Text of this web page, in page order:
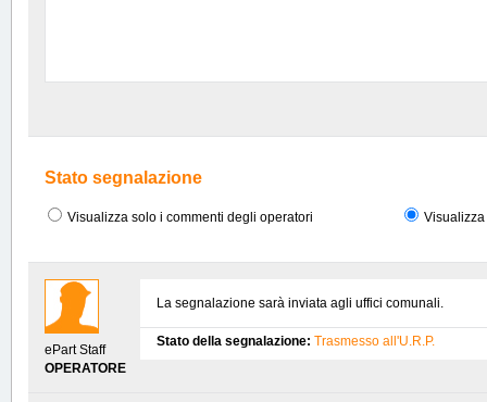
Stato segnalazione
Visualizza solo i commenti degli operatori Visualizza
ePart Staff
OPERATORE
La segnalazione sarà inviata agli uffici comunali.
Stato della segnalazione: Trasmesso all'U.R.P.